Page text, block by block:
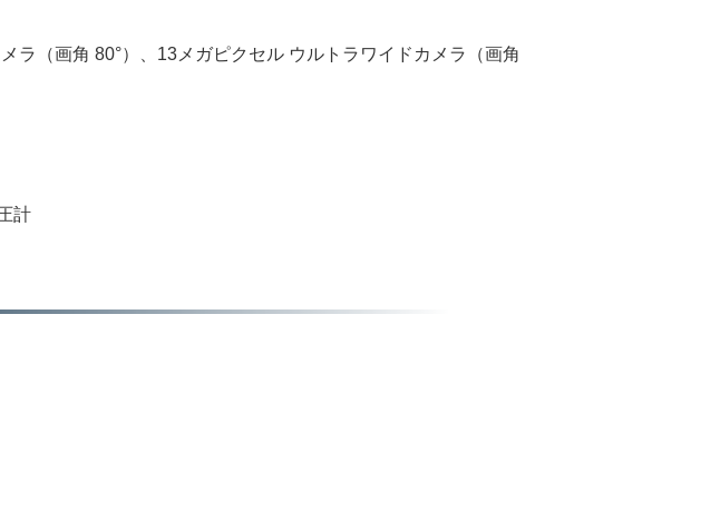
ラ（画角 80°）、13メガピクセル ウルトラワイドカメラ（画角
計